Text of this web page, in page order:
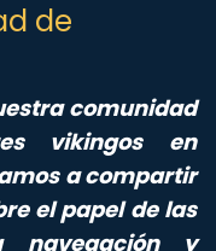
de
comunidad
vikingos en
a compartir
el papel de las
navegación y